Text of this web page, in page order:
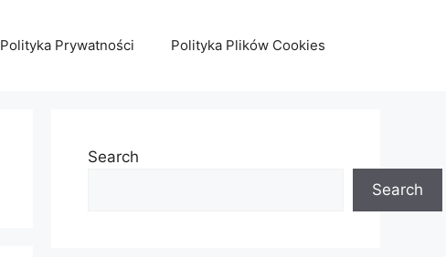
Polityka Prywatności Polityka Plików Cookies
Search
Search